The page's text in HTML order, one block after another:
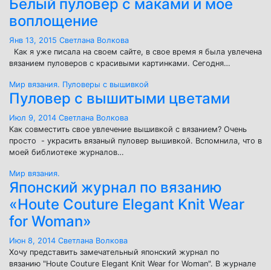
Белый пуловер с маками и мое
воплощение
Янв 13, 2015 Светлана Волкова
Как я уже писала на своем сайте, в свое время я была увлечена
вязанием пуловеров с красивыми картинками. Сегодня…
Мир вязания. Пуловеры с вышивкой
Пуловер с вышитыми цветами
Июл 9, 2014 Светлана Волкова
Как совместить свое увлечение вышивкой с вязанием? Очень
просто - украсить вязаный пуловер вышивкой. Вспомнила, что в
моей библиотеке журналов…
Мир вязания.
Японский журнал по вязанию
«Houte Couture Elegant Knit Wear
for Woman»
Июн 8, 2014 Светлана Волкова
Хочу представить замечательный японский журнал по
вязанию "Houte Couture Elegant Knit Wear for Woman". В журнале